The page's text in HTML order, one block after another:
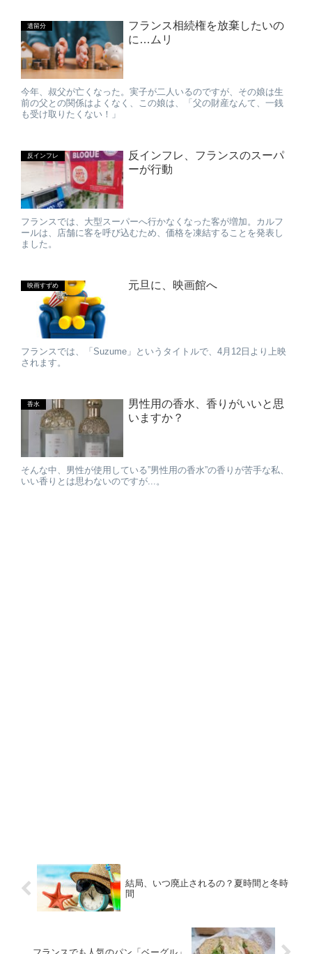
遺留分
フランス相続権を放棄したいの
に…ムリ
今年、叔父が亡くなった。実子が二人いるのですが、その娘は生
前の父との関係はよくなく、この娘は、「父の財産なんて、一銭
も受け取りたくない！」
反インフレ
反インフレ、フランスのスーパ
ーが行動
フランスでは、大型スーパーへ行かなくなった客が増加。カルフ
ールは、店舗に客を呼び込むため、価格を凍結することを発表し
ました。
映画すずめ 元旦に、映画館へ
フランスでは、「Suzume」というタイトルで、4月12日より上映
されます。
香水
男性用の香水、香りがいいと思
いますか？
そんな中、男性が使用している”男性用の香水”の香りが苦手な私、
いい香りとは思わないのですが...。
結局、いつ廃止されるの？夏時間と冬時
間